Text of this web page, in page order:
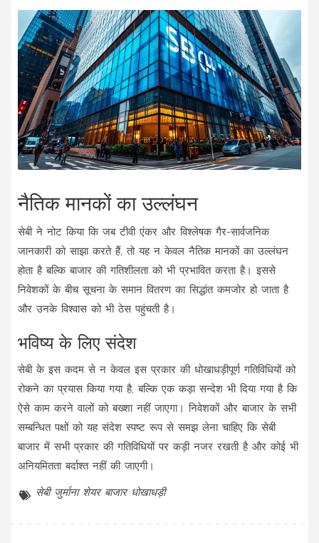
नैतिक मानकों का उल्लंघन
सेबी ने नोट किया कि जब टीवी एंकर और विश्लेषक गैर-सार्वजनिक
जानकारी को साझा करते हैं, तो यह न केवल नैतिक मानकों का उल्लंघन
होता है बल्कि बाजार की गतिशीलता को भी प्रभावित करता है। इससे
निवेशकों के बीच सूचना के समान वितरण का सिद्धांत कमजोर हो जाता है
और उनके विश्वास को भी ठेस पहुंचती है।
भविष्य के लिए संदेश
सेबी के इस कदम से न केवल इस प्रकार की धोखाधड़ीपूर्ण गतिविधियों को
रोकने का प्रयास किया गया है, बल्कि एक कड़ा सन्देश भी दिया गया है कि
ऐसे काम करने वालों को बख्शा नहीं जाएगा। निवेशकों और बाजार के सभी
सम्बन्धित पक्षों को यह संदेश स्पष्ट रूप से समझ लेना चाहिए कि सेबी
बाजार में सभी प्रकार की गतिविधियों पर कड़ी नजर रखती है और कोई भी
अनियमितता बर्दाश्त नहीं की जाएगी।
सेबी जुर्माना शेयर बाजार धोखाधड़ी